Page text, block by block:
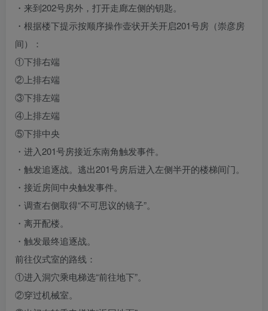
・来到202号房外，打开走廊左侧的钥匙。
・根据楼下提示按顺序操作壶状开关开启201号房（崇彦房
间）：
①下排右端
②上排右端
③下排左端
④上排左端
⑤下排中央
・进入201号房接近东南角触发事件。
・触发追逐战。逃出201号房后进入左侧半开的楼梯间门。
・接近房间中央触发事件。
・调查右侧取得“不可思议的镜子”。
・离开配楼。
・触发最终追逐战。
前往仪式室的路线：
①进入洞穴乘电梯选“前往地下”。
②穿过机械室。